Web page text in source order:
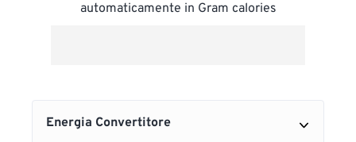
automaticamente in Gram calories